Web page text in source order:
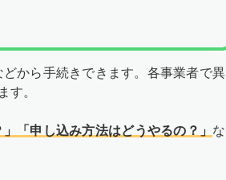
から手続きできます。各事業者で異
す。
「申し込み方法はどうやるの？」 な